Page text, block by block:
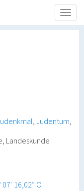
Judentum
Landeskunde
07′ 16,02″ O